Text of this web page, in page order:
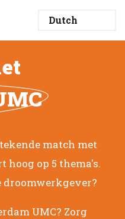
match met
hoog op 5 thema's.
droomwerkgever?
UMC? Zorg